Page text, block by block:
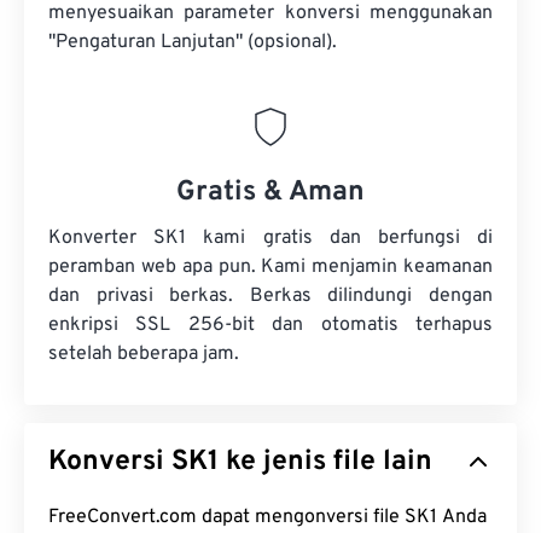
menyesuaikan parameter konversi menggunakan
"Pengaturan Lanjutan" (opsional).
Gratis & Aman
Konverter SK1 kami gratis dan berfungsi di
peramban web apa pun. Kami menjamin keamanan
dan privasi berkas. Berkas dilindungi dengan
enkripsi SSL 256-bit dan otomatis terhapus
setelah beberapa jam.
Konversi SK1 ke jenis file lain
FreeConvert.com dapat mengonversi file SK1 Anda